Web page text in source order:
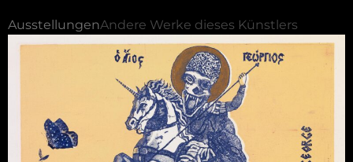
AusstellungenAndere Werke dieses Künstlers